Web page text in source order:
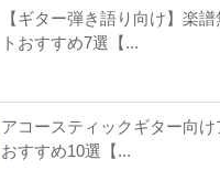
【ギター弾き語り向け】楽譜
トおすすめ7選【...
アコースティックギター向け
おすすめ10選【...